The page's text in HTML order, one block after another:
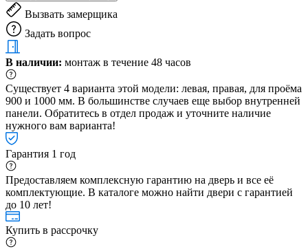
Вызвать замерщика
Задать вопрос
В наличии: монтаж в течение 48 часов
Существует 4 варианта этой модели: левая, правая, для проёма
900 и 1000 мм. В большинстве случаев еще выбор внутренней
панели. Обратитесь в отдел продаж и уточните наличие
нужного вам варианта!
Гарантия 1 год
Предоставляем комплексную гарантию на дверь и все её
комплектующие. В каталоге можно найти двери с гарантией
до 10 лет!
Купить в рассрочку